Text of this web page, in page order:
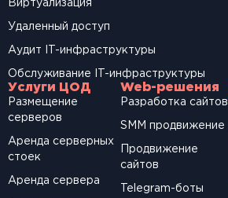
Виртуализация
Удаленный доступ
Аудит IT-инфраструктуры
Обслуживание IT-инфраструктуры
Услуги ЦОД
Размещение
серверов
Аренда серверных
стоек
Аренда сервера
Web-решения
Разработка сайтов
SМM продвижение
Продвижение
сайтов
Telegram-боты